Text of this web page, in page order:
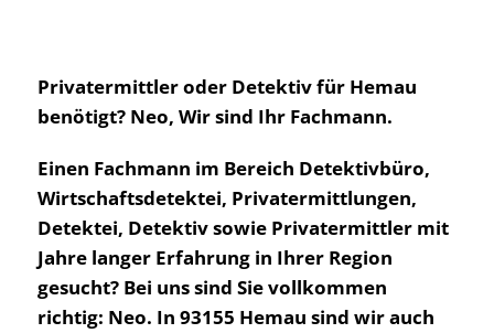
Privatermittler oder Detektiv für Hemau
benötigt? Neo, Wir sind Ihr Fachmann.
Einen Fachmann im Bereich Detektivbüro,
Wirtschaftsdetektei, Privatermittlungen,
Detektei, Detektiv sowie Privatermittler mit
Jahre langer Erfahrung in Ihrer Region
gesucht? Bei uns sind Sie vollkommen
richtig: Neo. In 93155 Hemau sind wir auch